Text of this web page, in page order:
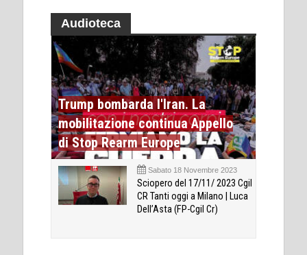
Audioteca
Trump bombarda l'Iran. La
mobilitazione continua Appello
di Stop Rearm Europe
Sabato 18 Novembre 2023
Sciopero del 17/11/ 2023 Cgil
CR Tanti oggi a Milano | Luca
Dell’Asta (FP-Cgil Cr)